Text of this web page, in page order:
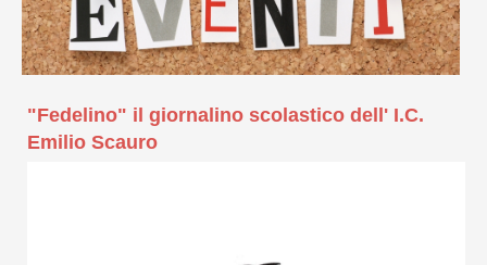
"Fedelino" il giornalino scolastico dell' I.C.
Emilio Scauro